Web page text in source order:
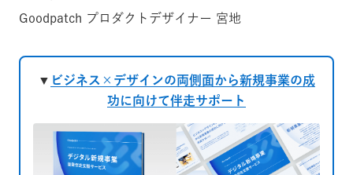
Goodpatch プロダクトデザイナー 宮地
▼ ビジネス×デザインの両側面から新規事業の成
功に向けて伴走サポート